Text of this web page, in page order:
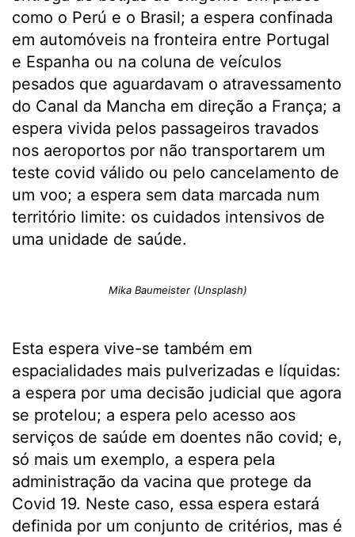
como o Perú e o Brasil; a espera confinada
em automóveis na fronteira entre Portugal
e Espanha ou na coluna de veículos
pesados que aguardavam o atravessamento
do Canal da Mancha em direção a França; a
espera vivida pelos passageiros travados
nos aeroportos por não transportarem um
teste covid válido ou pelo cancelamento de
um voo; a espera sem data marcada num
território limite: os cuidados intensivos de
uma unidade de saúde.
Mika Baumeister (Unsplash)
Esta espera vive-se também em
espacialidades mais pulverizadas e líquidas:
a espera por uma decisão judicial que agora
se protelou; a espera pelo acesso aos
serviços de saúde em doentes não covid; e,
só mais um exemplo, a espera pela
administração da vacina que protege da
Covid 19. Neste caso, essa espera estará
definida por um conjunto de critérios, mas é